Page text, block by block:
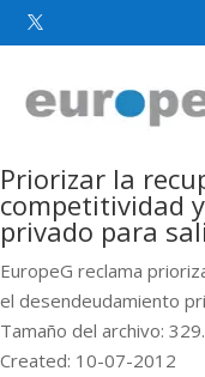

Priorizar la
competitividad
privado para
EuropeG reclama
el desendeudamiento
Tamaño del archivo:
Created: 10-07-2012